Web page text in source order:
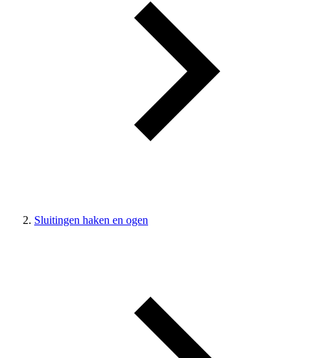
Sluitingen haken en ogen